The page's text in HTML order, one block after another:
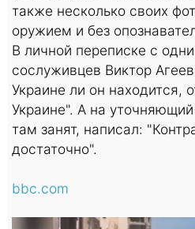
также несколько своих
оружием и без
В личной переписке с
сослуживцев Виктор
Украине ли он находится,
Украине". А на
там занят, написал:
достаточно".
bbc.com